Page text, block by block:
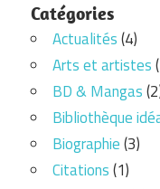
Catégories
Actualités(4)
Arts et artistes
BD & Mangas
Bibliothèque
Biographie(3)
Citations(1)